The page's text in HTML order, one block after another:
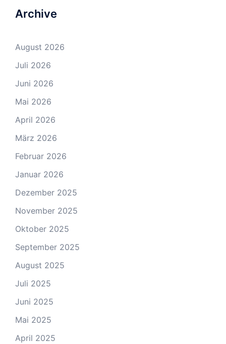
Archive
August 2026
Juli 2026
Juni 2026
Mai 2026
April 2026
März 2026
Februar 2026
Januar 2026
Dezember 2025
November 2025
Oktober 2025
September 2025
August 2025
Juli 2025
Juni 2025
Mai 2025
April 2025